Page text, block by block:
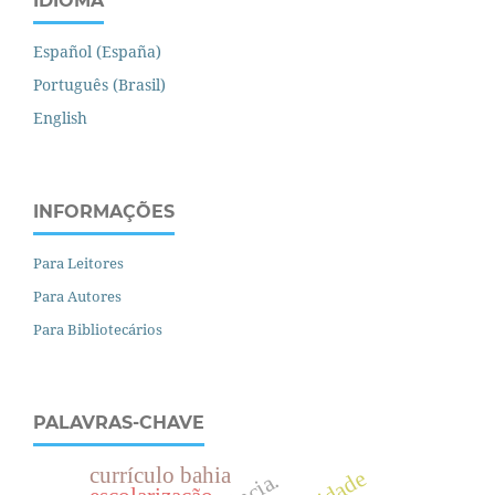
Español (España)
Português (Brasil)
English
INFORMAÇÕES
Para Leitores
Para Autores
Para Bibliotecários
PALAVRAS-CHAVE
currículo bahia